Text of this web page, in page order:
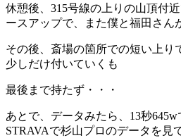
休憩後、315号線の上りの山頂付
ースアップで、また僕と福田さん
その後、斎場の箇所での短い上り
少しだけ付いていくも
最後まで持たず・・・
あとで、データみたら、13秒645w
STRAVAで杉山プロのデータを見